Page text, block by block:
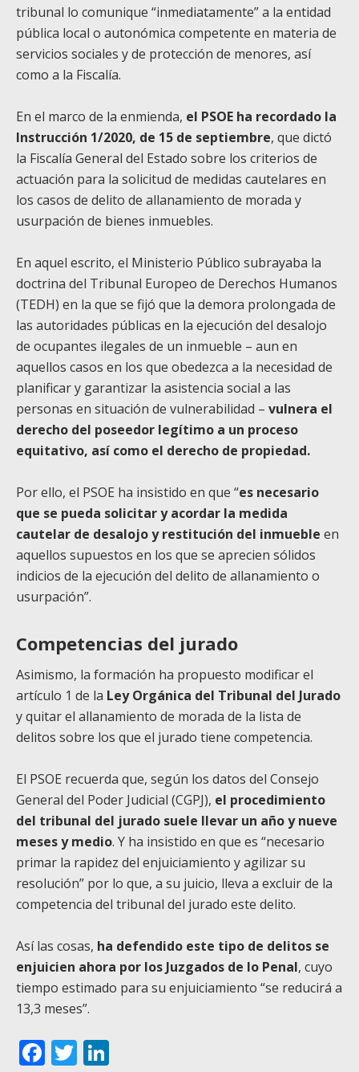
tribunal lo comunique “inmediatamente” a la entidad
pública local o autonómica competente en materia de
servicios sociales y de protección de menores, así
como a la Fiscalía.
En el marco de la enmienda, el PSOE ha recordado la
Instrucción 1/2020, de 15 de septiembre, que dictó
la Fiscalía General del Estado sobre los criterios de
actuación para la solicitud de medidas cautelares en
los casos de delito de allanamiento de morada y
usurpación de bienes inmuebles.
En aquel escrito, el Ministerio Público subrayaba la
doctrina del Tribunal Europeo de Derechos Humanos
(TEDH) en la que se fijó que la demora prolongada de
las autoridades públicas en la ejecución del desalojo
de ocupantes ilegales de un inmueble – aun en
aquellos casos en los que obedezca a la necesidad de
planificar y garantizar la asistencia social a las
personas en situación de vulnerabilidad – vulnera el
derecho del poseedor legítimo a un proceso
equitativo, así como el derecho de propiedad.
Por ello, el PSOE ha insistido en que “es necesario
que se pueda solicitar y acordar la medida
cautelar de desalojo y restitución del inmueble en
aquellos supuestos en los que se aprecien sólidos
indicios de la ejecución del delito de allanamiento o
usurpación”.
Competencias del jurado
Asimismo, la formación ha propuesto modificar el
artículo 1 de la Ley Orgánica del Tribunal del Jurado
y quitar el allanamiento de morada de la lista de
delitos sobre los que el jurado tiene competencia.
El PSOE recuerda que, según los datos del Consejo
General del Poder Judicial (CGPJ), el procedimiento
del tribunal del jurado suele llevar un año y nueve
meses y medio. Y ha insistido en que es “necesario
primar la rapidez del enjuiciamiento y agilizar su
resolución” por lo que, a su juicio, lleva a excluir de la
competencia del tribunal del jurado este delito.
Así las cosas, ha defendido este tipo de delitos se
enjuicien ahora por los Juzgados de lo Penal, cuyo
tiempo estimado para su enjuiciamiento “se reducirá a
13,3 meses”.
Facebook
Twitter